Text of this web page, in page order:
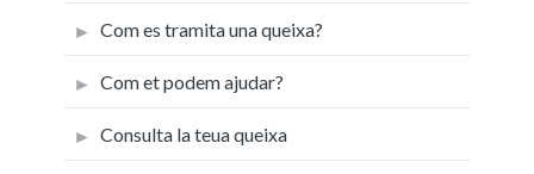
Com es tramita una queixa?
Com et podem ajudar?
Consulta la teua queixa